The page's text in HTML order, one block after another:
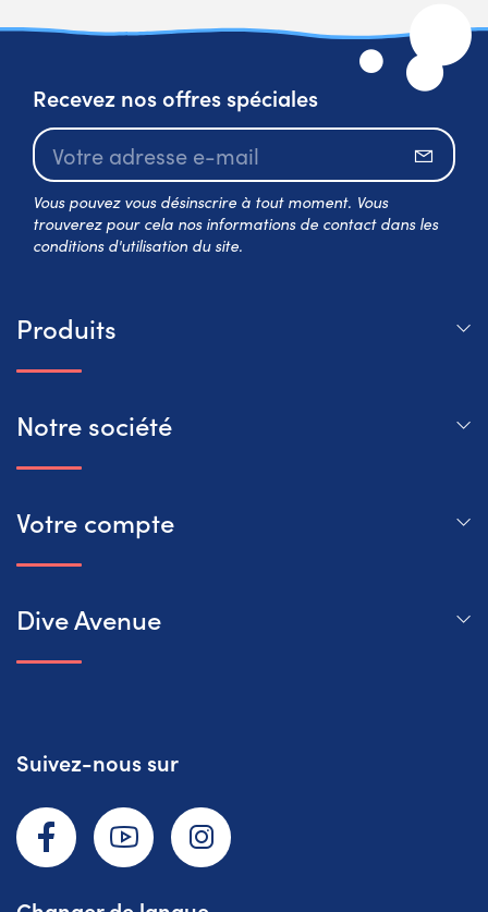
Recevez nos offres spéciales
Vous pouvez vous désinscrire à tout moment. Vous
trouverez pour cela nos informations de contact dans les
conditions d'utilisation du site.
Produits
Notre société
Votre compte
Dive Avenue
Suivez-nous sur